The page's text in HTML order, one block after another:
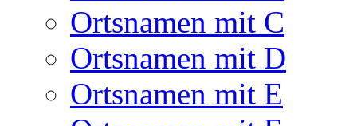
Ortsnamen mit C
Ortsnamen mit D
Ortsnamen mit E